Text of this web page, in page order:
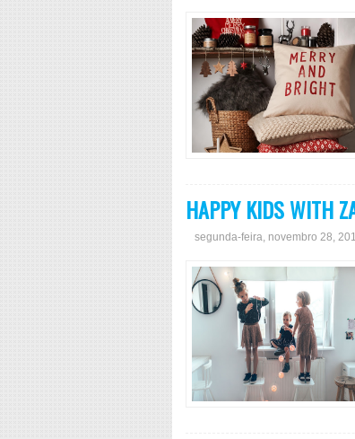
HAPPY KIDS WITH
segunda-feira, novembro 28,